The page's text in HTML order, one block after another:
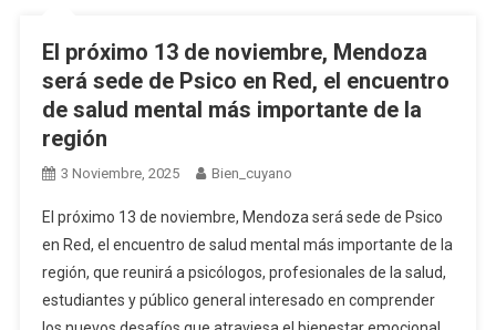
El próximo 13 de noviembre, Mendoza
será sede de Psico en Red, el encuentro
de salud mental más importante de la
región
3 Noviembre, 2025 Bien_cuyano
El próximo 13 de noviembre, Mendoza será sede de Psico
en Red, el encuentro de salud mental más importante de la
región, que reunirá a psicólogos, profesionales de la salud,
estudiantes y público general interesado en comprender